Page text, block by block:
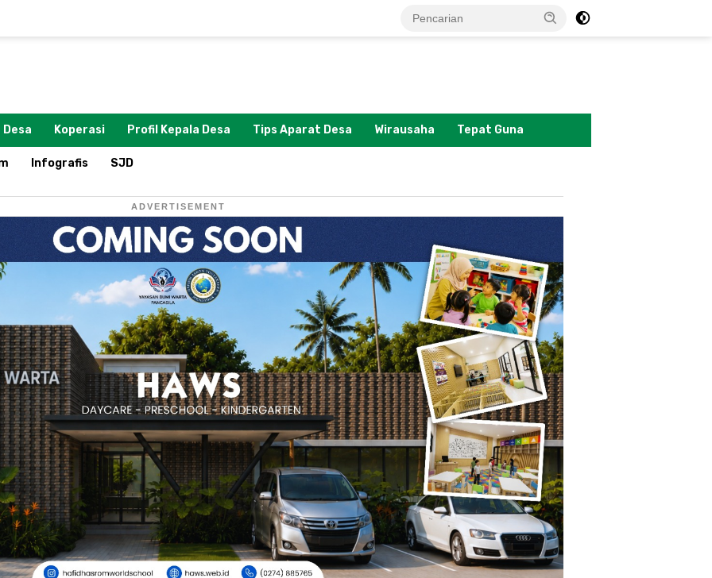
Koperasi Profil Kepala Desa Tips Aparat Desa Wirausaha Tepat Guna
Infografis SJD
ADVERTISEMENT